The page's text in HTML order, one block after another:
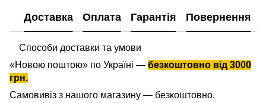
Доставка Оплата Гарантія Повернення
Способи доставки та умови
«Новою поштою» по Україні — безкоштовно від 3000
грн.
Самовивіз з нашого магазину — безкоштовно.